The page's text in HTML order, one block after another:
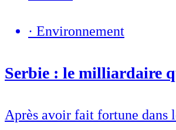
· Environnement
Serbie : le milliardaire
Après avoir fait fortune dans